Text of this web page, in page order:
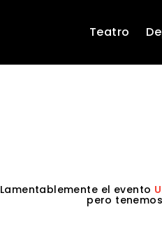
Teatro
Lamentablemente el evento
pero